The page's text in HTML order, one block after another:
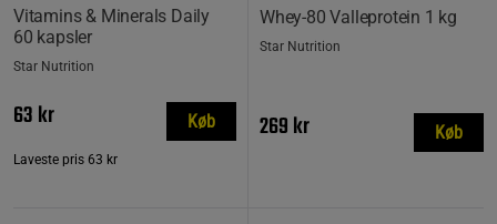
Vitamins & Minerals Daily
60 kapsler
Star Nutrition
63 kr
Laveste pris 63 kr
Køb
Whey-80 Valleprotein 1 kg
Star Nutrition
269 kr Køb